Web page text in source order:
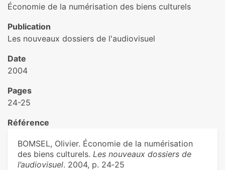
Économie de la numérisation des biens culturels
Publication
Les nouveaux dossiers de l'audiovisuel
Date
2004
Pages
24-25
Référence
BOMSEL, Olivier. Économie de la numérisation
des biens culturels. Les nouveaux dossiers de
l’audiovisuel. 2004, p. 24‑25